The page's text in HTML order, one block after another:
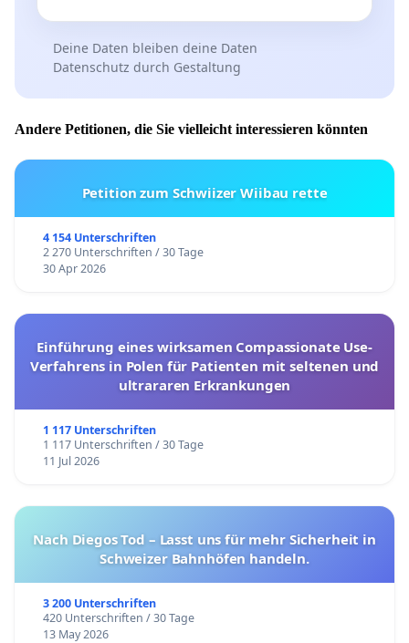
Deine Daten bleiben deine Daten
Datenschutz durch Gestaltung
Andere Petitionen, die Sie vielleicht interessieren könnten
Petition zum Schwiizer Wiibau rette
4 154 Unterschriften
2 270 Unterschriften / 30 Tage
30 Apr 2026
Einführung eines wirksamen Compassionate Use-
Verfahrens in Polen für Patienten mit seltenen und
ultrararen Erkrankungen
1 117 Unterschriften
1 117 Unterschriften / 30 Tage
11 Jul 2026
Nach Diegos Tod – Lasst uns für mehr Sicherheit in
Schweizer Bahnhöfen handeln.
3 200 Unterschriften
420 Unterschriften / 30 Tage
13 May 2026